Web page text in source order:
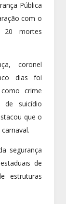
Pública
com o
20 mortes
coronel
dias foi
crime
de suicídio
que o
segurança
de
estruturas